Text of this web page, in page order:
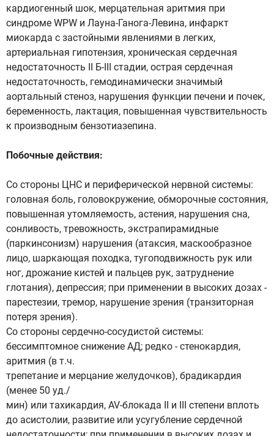
кардиогенный шок, мерцательная аритмия при
синдроме WPW и Лауна-Ганога-Левина, инфаркт
миокарда с застойными явлениями в легких,
артериальная гипотензия, хроническая сердечная
недостаточность II Б-III стадии, острая сердечная
недостаточность, гемодинамически значимый
аортальный стеноз, нарушения функции печени и почек,
беременность, лактация, повышенная чувствительность
к производным бензотиазепина.
Побочные действия:
Со стороны ЦНС и периферической нервной системы:
головная боль, головокружение, обморочные состояния,
повышенная утомляемость, астения, нарушения сна,
сонливость, тревожность, экстрапирамидные
(паркинсонизм) нарушения (атаксия, маскообразное
лицо, шаркающая походка, тугоподвижность рук или
ног, дрожание кистей и пальцев рук, затруднение
глотания), депрессия; при применении в высоких дозах -
парестезии, тремор, нарушение зрения (транзиторная
потеря зрения).
Со стороны сердечно-сосудистой системы:
бессимптомное снижение АД; редко - стенокардия,
аритмия (в т.ч.
трепетание и мерцание желудочков), брадикардия
(менее 50 уд./
мин) или тахикардия, AV-блокада II и III степени вплоть
до асистолии, развитие или усугубление сердечной